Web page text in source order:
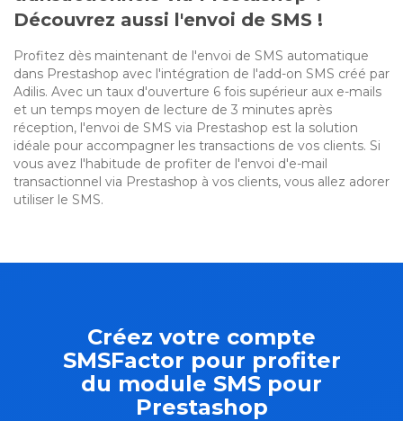
Découvrez aussi l'envoi de SMS !
Profitez dès maintenant de l'envoi de SMS automatique
dans Prestashop avec l'intégration de l'add-on SMS créé par
Adilis. Avec un taux d'ouverture 6 fois supérieur aux e-mails
et un temps moyen de lecture de 3 minutes après
réception, l'envoi de SMS via Prestashop est la solution
idéale pour accompagner les transactions de vos clients. Si
vous avez l'habitude de profiter de l'envoi d'e-mail
transactionnel via Prestashop à vos clients, vous allez adorer
utiliser le SMS.
Créez votre compte
SMSFactor pour profiter
du module SMS pour
Prestashop